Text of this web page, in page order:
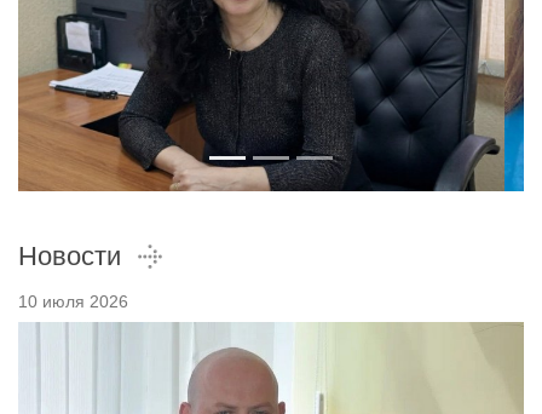
Новости
10 июля 2026